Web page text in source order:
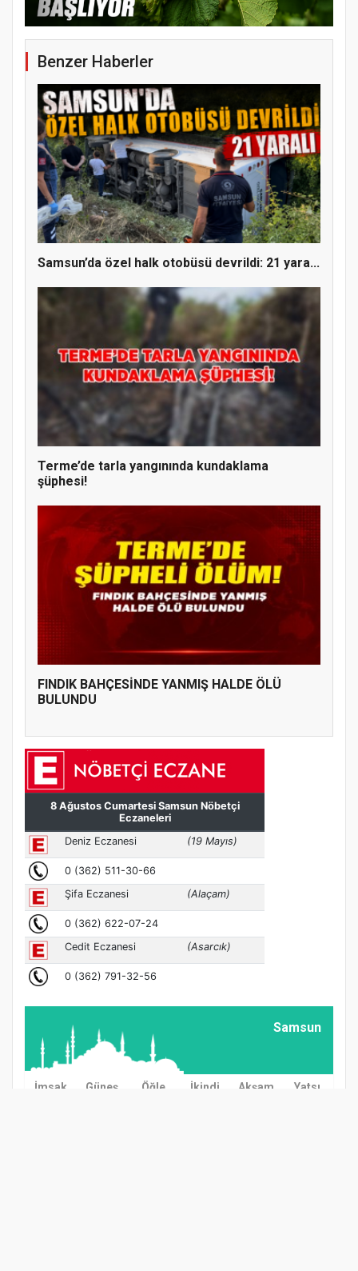
YENİ PARTİ TERME İLÇE BAŞKANLIĞINDA
ÜYE KATILIM PROGRAMI
Benzer Haberler
Samsun’da özel halk otobüsü devrildi: 21 yara...
Terme’de tarla yangınında kundaklama
şüphesi!
FINDIK BAHÇESİNDE YANMIŞ HALDE ÖLÜ
BULUNDU
Samsun
İmsak Güneş Öğle İkindi Akşam
Yatsı